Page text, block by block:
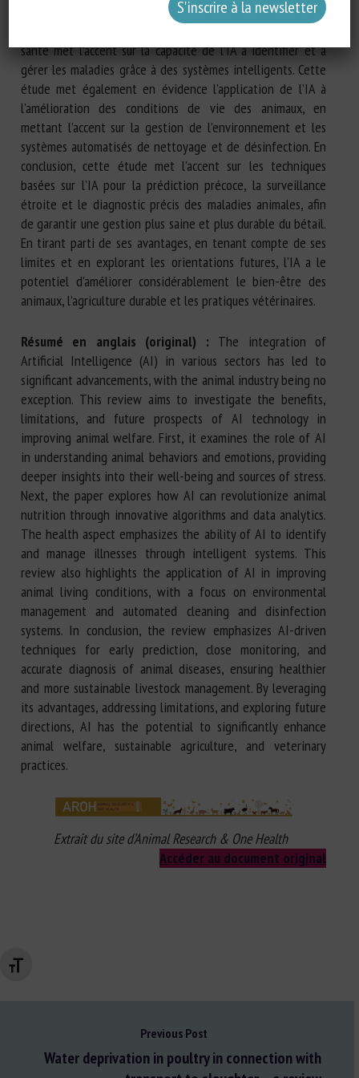
Changer la taille de la police
peut révolutionner la nutrition animale grâce à des
santé met l’accent sur la capacité de l’IA à identifier et à
gérer les maladies grâce à des systèmes intelligents. Cette
étude met également en évidence l’application de l’IA à
l’amélioration des conditions de vie des animaux, en
mettant l’accent sur la gestion de l’environnement et les
systèmes automatisés de nettoyage et de désinfection. En
conclusion, cette étude met l’accent sur les techniques
basées sur l’IA pour la prédiction précoce, la surveillance
étroite et le diagnostic précis des maladies animales, afin
de garantir une gestion plus saine et plus durable du bétail.
En tirant parti de ses avantages, en tenant compte de ses
limites et en explorant les orientations futures, l’IA a le
potentiel d’améliorer considérablement le bien-être des
animaux, l’agriculture durable et les pratiques vétérinaires.
Résumé en anglais (original) : The integration of
Artificial Intelligence (AI) in various sectors has led to
significant advancements, with the animal industry being no
exception. This review aims to investigate the benefits,
limitations, and future prospects of AI technology in
improving animal welfare. First, it examines the role of AI
in understanding animal behaviors and emotions, providing
deeper insights into their well-being and sources of stress.
Next, the paper explores how AI can revolutionize animal
nutrition through innovative algorithms and data analytics.
The health aspect emphasizes the ability of AI to identify
and manage illnesses through intelligent systems. This
review also highlights the application of AI in improving
animal living conditions, with a focus on environmental
management and automated cleaning and disinfection
systems. In conclusion, the review emphasizes AI-driven
techniques for early prediction, close monitoring, and
accurate diagnosis of animal diseases, ensuring healthier
and more sustainable livestock management. By leveraging
its advantages, addressing limitations, and exploring future
directions, AI has the potential to significantly enhance
animal welfare, sustainable agriculture, and veterinary
practices.
Extrait du site d’Animal Research & One Health
Accéder au document original
Previous Post
Water deprivation in poultry in connection with